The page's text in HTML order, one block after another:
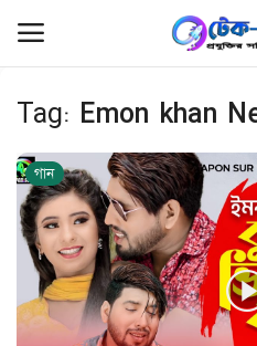
লগইন
হোম
ফ্রিল্যান্সিং
ফ্রি ফাইল
Tag: Emon khan
গান